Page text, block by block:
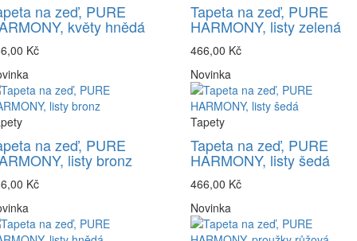
na zeď, PURE
květy hnědá
Kč
Tapeta na zeď, PURE
HARMONY, listy zelená
466,00 Kč
na zeď, PURE
listy bronz
Kč
Novinka
Tapety
Tapeta na zeď, PURE
HARMONY, listy šedá
466,00 Kč
Novinka